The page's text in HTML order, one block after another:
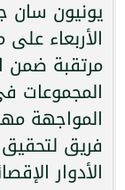
يونيون سان
الأربعاء على
مرتقبة ضمن
المجموعات
المواجهة
فريق
الأدوار